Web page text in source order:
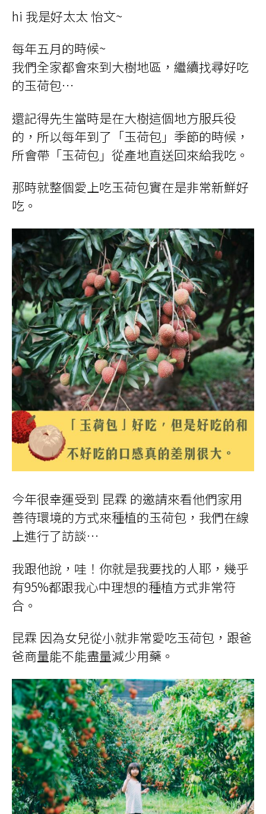
hi 我是好太太 怡文~
每年五月的時候~
我們全家都會來到大樹地區，繼續找尋好吃
的玉荷包…
還記得先生當時是在大樹這個地方服兵役
的，所以每年到了「玉荷包」季節的時候，
所會帶「玉荷包」從產地直送回來給我吃。
那時就整個愛上吃玉荷包實在是非常新鮮好
吃。
今年很幸運受到 昆霖 的邀請來看他們家用
善待環境的方式來種植的玉荷包，我們在線
上進行了訪談…
我跟他說，哇！你就是我要找的人耶，幾乎
有95%都跟我心中理想的種植方式非常符
合。
昆霖 因為女兒從小就非常愛吃玉荷包，跟爸
爸商量能不能盡量減少用藥。